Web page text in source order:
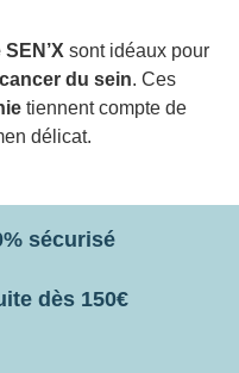
sont idéaux pour
cancer du sein. Ces
tiennent compte de
délicat.
sécurisé
dès 150€